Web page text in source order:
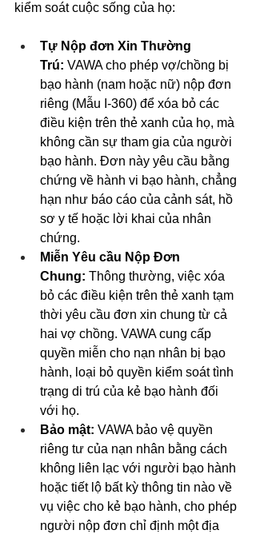
kiểm soát cuộc sống của họ:
Tự Nộp đơn Xin Thường
Trú: VAWA cho phép vợ/chồng bị
bạo hành (nam hoặc nữ) nộp đơn
riêng (Mẫu I-360) để xóa bỏ các
điều kiện trên thẻ xanh của họ, mà
không cần sự tham gia của người
bạo hành. Đơn này yêu cầu bằng
chứng về hành vi bạo hành, chẳng
hạn như báo cáo của cảnh sát, hồ
sơ y tế hoặc lời khai của nhân
chứng.
Miễn Yêu cầu Nộp Đơn
Chung: Thông thường, việc xóa
bỏ các điều kiện trên thẻ xanh tạm
thời yêu cầu đơn xin chung từ cả
hai vợ chồng. VAWA cung cấp
quyền miễn cho nạn nhân bị bạo
hành, loại bỏ quyền kiểm soát tình
trạng di trú của kẻ bạo hành đối
với họ.
Bảo mật: VAWA bảo vệ quyền
riêng tư của nạn nhân bằng cách
không liên lạc với người bạo hành
hoặc tiết lộ bất kỳ thông tin nào về
vụ việc cho kẻ bạo hành, cho phép
người nộp đơn chỉ định một địa